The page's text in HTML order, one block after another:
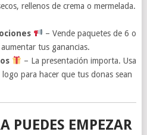
rellenos de crema o mermelada.
– Vende paquetes de 6 o
tus ganancias.
– La presentación importa. Usa
para hacer que tus donas sean
PUEDES EMPEZAR